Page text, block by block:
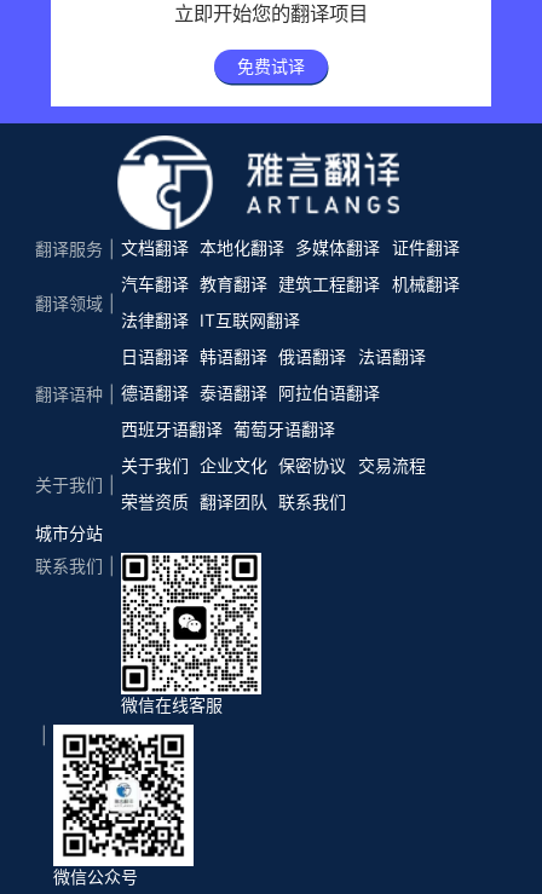
立即开始您的翻译项目
免费试译
翻译服务 文档翻译 本地化翻译 多媒体翻译 证件翻译
翻译领域
汽车翻译 教育翻译 建筑工程翻译 机械翻译
法律翻译
IT互联网翻译
翻译语种
日语翻译 韩语翻译 俄语翻译
法语翻译
德语翻译 泰语翻译 阿拉伯语翻译
西班牙语翻译 葡萄牙语翻译
关于我们
关于我们 企业文化 保密协议
交易流程
荣誉资质 翻译团队
联系我们
城市分站
联系我们
微信在线客服
微信公众号